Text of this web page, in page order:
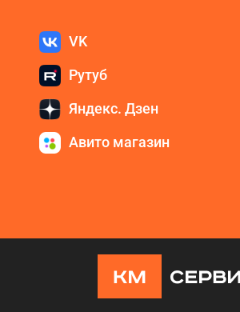
VK
Рутуб
Яндекс. Дзен
Авито магазин